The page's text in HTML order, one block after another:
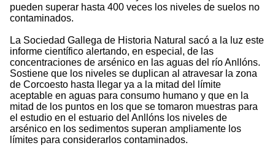
pueden superar hasta 400 veces los niveles de suelos no
contaminados.
La Sociedad Gallega de Historia Natural sacó a la luz este
informe científico alertando, en especial, de las
concentraciones de arsénico en las aguas del río Anllóns.
Sostiene que los niveles se duplican al atravesar la zona
de Corcoesto hasta llegar ya a la mitad del límite
aceptable en aguas para consumo humano y que en la
mitad de los puntos en los que se tomaron muestras para
el estudio en el estuario del Anllóns los niveles de
arsénico en los sedimentos superan ampliamente los
límites para considerarlos contaminados.